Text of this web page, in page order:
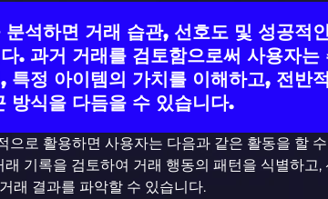
분석하면 거래 습관, 선호도 및 성공적
. 과거 거래를 검토함으로써 사용자
특정 아이템의 가치를 이해하고, 전
방식을 다듬을 수 있습니다.
으로 활용하면 사용자는 다음과 같은 활동을 할
기록을 검토하여 거래 행동의 패턴을 식별하고,
래 결과를 파악할 수 있습니다.